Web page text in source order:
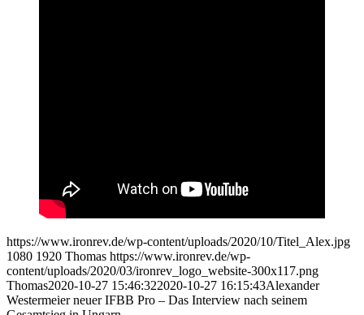
https://www.ironrev.de/wp-content/uploads/2020/10/Titel_Alex.jpg
1080 1920 Thomas https://www.ironrev.de/wp-
content/uploads/2020/03/ironrev_logo_website-300x117.png
Thomas2020-10-27 15:46:322020-10-27 16:15:43Alexander
Westermeier neuer IFBB Pro – Das Interview nach seinem